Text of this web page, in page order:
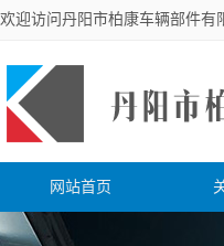
欢迎访问丹阳市柏康车辆部件有
网站首页